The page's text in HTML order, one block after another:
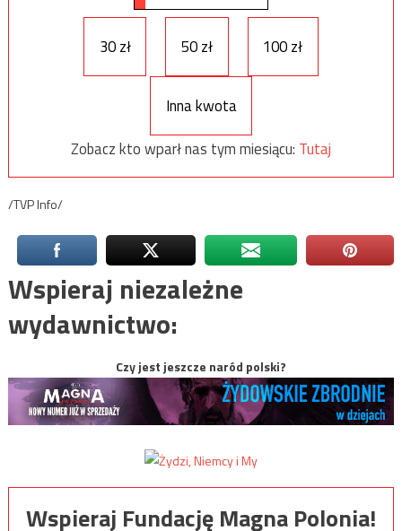
30 zł 50 zł 100 zł
Inna kwota
Zobacz kto wparł nas tym miesiącu: Tutaj
/TVP Info/
Wspieraj niezależne
wydawnictwo:
Czy jest jeszcze naród polski?
Wspieraj Fundację Magna Polonia!